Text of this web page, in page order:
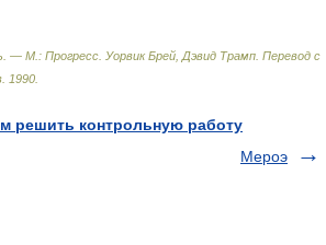
— М.: Прогресс Уорвик Брей, Дэвид Трамп. Перевод с
1990
решить контрольную работу
Мероэ